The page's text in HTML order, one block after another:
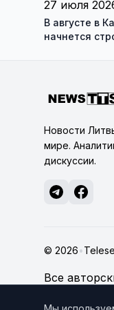
27 июля
В августе в
начнется
Новости
мире.
дискуссии.
© 2026•
Все